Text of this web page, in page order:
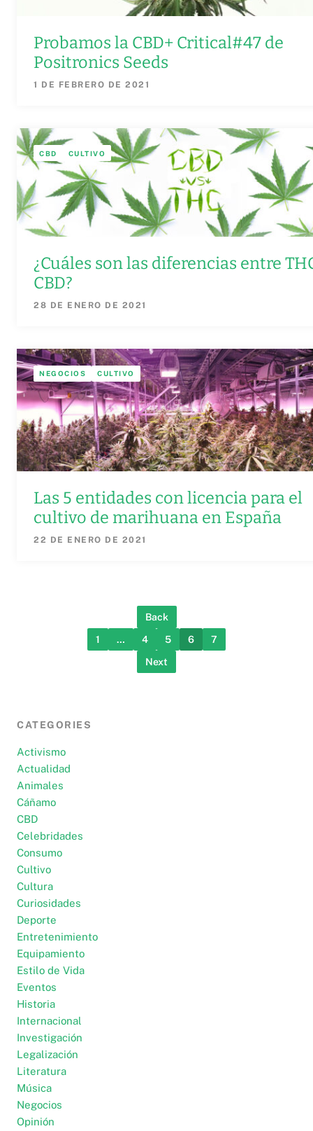
Probamos la CBD+ Critical#47 de
Positronics Seeds
1 DE FEBRERO DE 2021
CBD CULTIVO
¿Cuáles son las diferencias entre
CBD?
28 DE ENERO DE 2021
NEGOCIOS CULTIVO
Las 5 entidades con licencia para el
cultivo de marihuana en España
22 DE ENERO DE 2021
Back
1
… 4 5 6
7
Next
CATEGORIES
Activismo
Actualidad
Animales
Cáñamo
CBD
Celebridades
Consumo
Cultivo
Cultura
Curiosidades
Deporte
Entretenimiento
Equipamiento
Estilo de Vida
Eventos
Historia
Internacional
Investigación
Legalización
Literatura
Música
Negocios
Opinión